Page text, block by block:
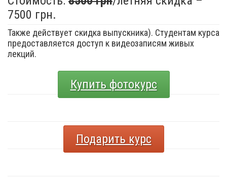
7500 грн.
Также действует скидка выпускника). Студентам курса
предоставляется доступ к видеозаписям живых
лекций.
Купить фотокурс
Подарить курс